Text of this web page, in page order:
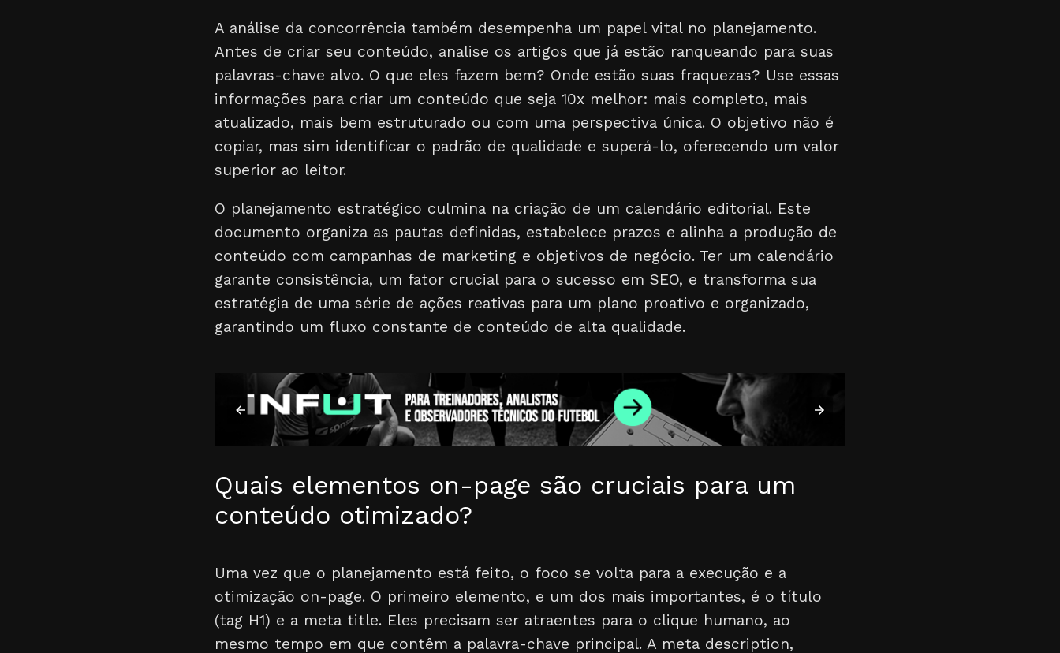
A análise da concorrência também desempenha um papel vital no planejamento.
Antes de criar seu conteúdo, analise os artigos que já estão ranqueando para suas
palavras-chave alvo. O que eles fazem bem? Onde estão suas fraquezas? Use essas
informações para criar um conteúdo que seja 10x melhor: mais completo, mais
atualizado, mais bem estruturado ou com uma perspectiva única. O objetivo não é
copiar, mas sim identificar o padrão de qualidade e superá-lo, oferecendo um valor
superior ao leitor.
O planejamento estratégico culmina na criação de um calendário editorial. Este
documento organiza as pautas definidas, estabelece prazos e alinha a produção de
conteúdo com campanhas de marketing e objetivos de negócio. Ter um calendário
garante consistência, um fator crucial para o sucesso em SEO, e transforma sua
estratégia de uma série de ações reativas para um plano proativo e organizado,
garantindo um fluxo constante de conteúdo de alta qualidade.
Quais elementos on-page são cruciais para um
conteúdo otimizado?
Uma vez que o planejamento está feito, o foco se volta para a execução e a
otimização on-page. O primeiro elemento, e um dos mais importantes, é o título
(tag H1) e a meta title. Eles precisam ser atraentes para o clique humano, ao
mesmo tempo em que contêm a palavra-chave principal. A meta description,